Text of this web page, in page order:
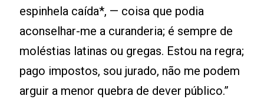
espinhela caída*, — coisa que podia
aconselhar-me a curanderia; é sempre de
moléstias latinas ou gregas. Estou na regra;
pago impostos, sou jurado, não me podem
arguir a menor quebra de dever público.”